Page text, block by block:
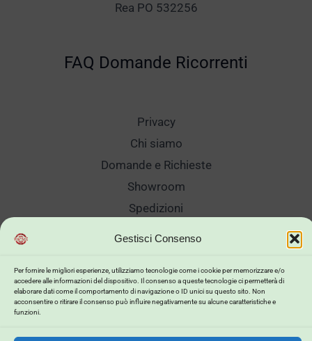
Gestisci Consenso
Per fornire le migliori esperienze, utilizziamo tecnologie come i cookie per memorizzare e/o
accedere alle informazioni del dispositivo. Il consenso a queste tecnologie ci permetterà di
elaborare dati come il comportamento di navigazione o ID unici su questo sito. Non
acconsentire o ritirare il consenso può influire negativamente su alcune caratteristiche e
funzioni.
Rea PO 532256
FAQ Domande Ricorrenti
Privacy
Chi siamo
Domande e Richieste
Showroom
Spedizioni
Lavora Con Noi
My Account